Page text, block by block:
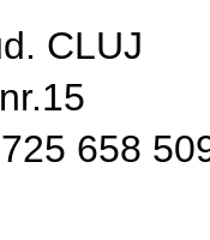
CLUJ
658